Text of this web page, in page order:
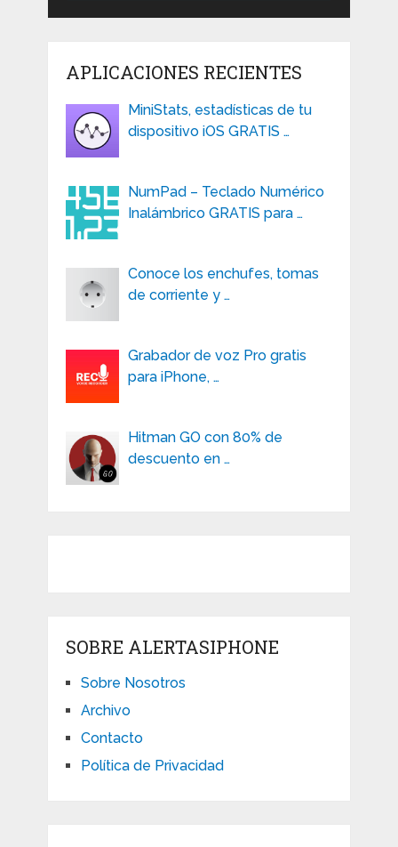
APLICACIONES RECIENTES
MiniStats, estadísticas de tu
dispositivo iOS GRATIS …
NumPad – Teclado Numérico
Inalámbrico GRATIS para …
Conoce los enchufes, tomas
de corriente y …
Grabador de voz Pro gratis
para iPhone, …
Hitman GO con 80% de
descuento en …
SOBRE ALERTASIPHONE
Sobre Nosotros
Archivo
Contacto
Política de Privacidad